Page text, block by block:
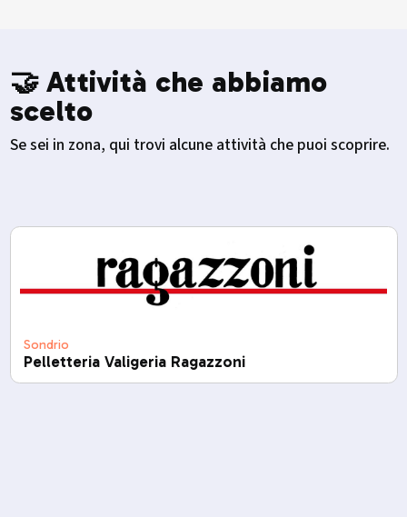
🤝 Attività che abbiamo
scelto
Se sei in zona, qui trovi alcune attività che puoi scoprire.
Sondrio
Pelletteria Valigeria Ragazzoni